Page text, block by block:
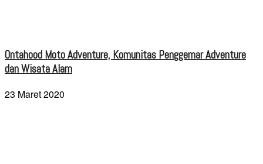
Ontahood Moto Adventure, Komunitas Penggemar Adventure
dan Wisata Alam
23 Maret 2020